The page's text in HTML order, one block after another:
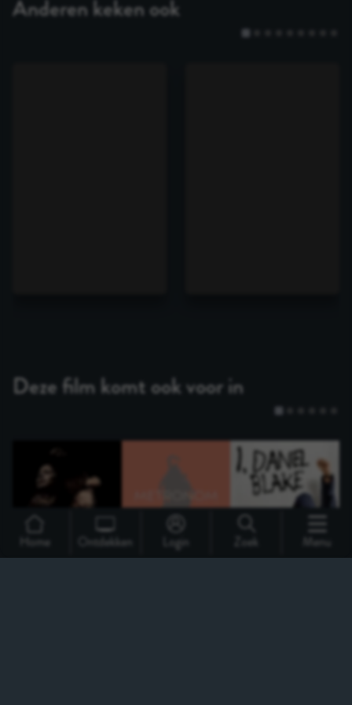
Home Ontdekken Login Zoek Menu